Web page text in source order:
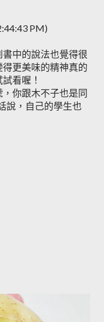
PM)
中的說法也覺得很
更美味的精神真的
看喔！
你跟木不子也是同
，自己的學生也